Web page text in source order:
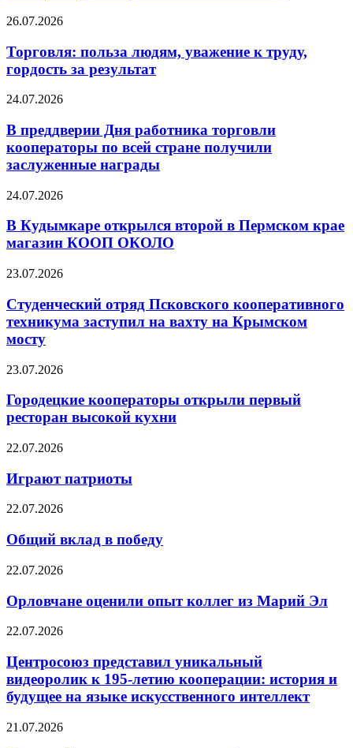
26.07.2026
Торговля: польза людям, уважение к труду,
гордость за результат
24.07.2026
В преддверии Дня работника торговли
кооператоры по всей стране получили
заслуженные награды
24.07.2026
В Кудымкаре открылся второй в Пермском крае
магазин КООП ОКОЛО
23.07.2026
Студенческий отряд Псковского кооперативного
техникума заступил на вахту на Крымском
мосту
23.07.2026
Городецкие кооператоры открыли первый
ресторан высокой кухни
22.07.2026
Играют патриоты
22.07.2026
Общий вклад в победу
22.07.2026
Орловчане оценили опыт коллег из Марий Эл
22.07.2026
Центросоюз представил уникальный
видеоролик к 195-летию кооперации: история и
будущее на языке искусственного интеллект
21.07.2026